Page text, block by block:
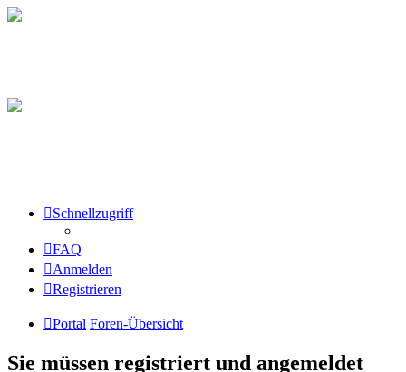
Schnellzugriff
FAQ
Anmelden
Registrieren
Portal Foren-Übersicht
Sie müssen registriert und angemeldet